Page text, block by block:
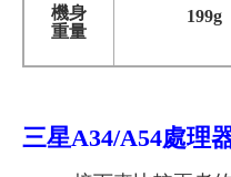
機身
重量
199g
三星A34/A54處理